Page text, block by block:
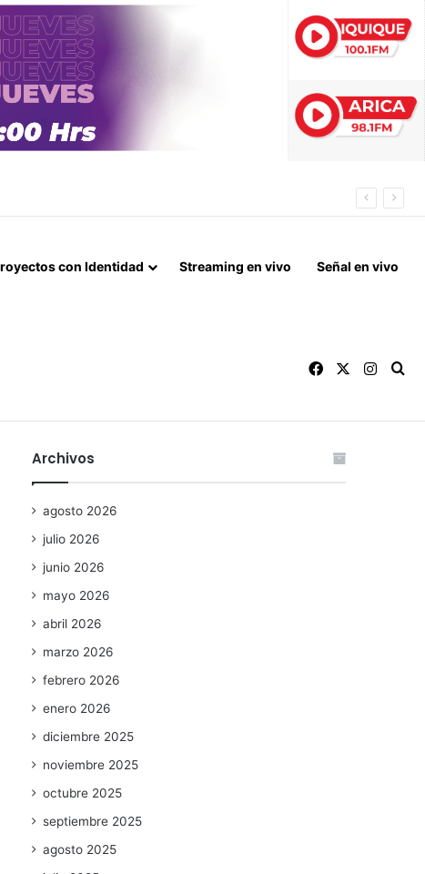
DESBARATADA EN TARAPACÁ
con Identidad Streaming en vivo Señal en vivo
Facebook
Archivos
agosto 2026
julio 2026
junio 2026
mayo 2026
abril 2026
marzo 2026
febrero 2026
enero 2026
diciembre 2025
noviembre 2025
octubre 2025
septiembre 2025
agosto 2025